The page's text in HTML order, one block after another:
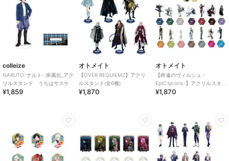
colleize
NARUTO-ナルト- 疾風伝_アク
リルスタンド うちはサスケ
¥1,859
オトメイト
【OVER REQUIEMZ】アクリ
ルスタンド(全6種)
¥1,870
オトメイト
【終遠のヴィルシュ -
EpiC:lycoris-】アクリルスタン
ド(全15種)
¥1,870